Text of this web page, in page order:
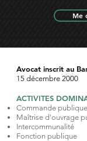
Me
Avocat inscrit au
15 décembre 2000
ACTIVITES
Commande publique
Maîtrise d'ouvrage
Intercommunalité
Fonction publique